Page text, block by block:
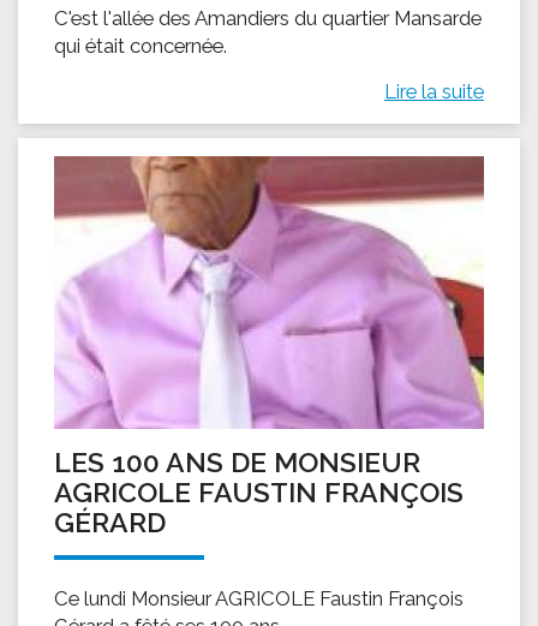
C'est l'allée des Amandiers du quartier Mansarde
qui était concernée.
Lire la suite
LES 100 ANS DE MONSIEUR
AGRICOLE FAUSTIN FRANÇOIS
GÉRARD
Ce lundi Monsieur AGRICOLE Faustin François